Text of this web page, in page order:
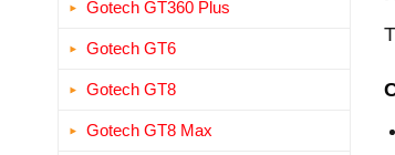
Gotech GT360 Plus
Gotech GT6
Gotech GT8
Gotech GT8 Max